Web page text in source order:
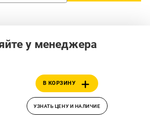
у менеджера
В КОРЗИНУ
УЗНАТЬ ЦЕНУ И НАЛИЧИЕ